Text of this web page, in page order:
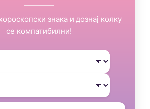
знака и дознај колку
се компатибилни!